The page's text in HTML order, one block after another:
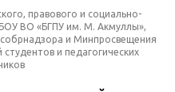
правового и социально-
ВО «БГПУ им. М. Акмуллы»,
и Минпросвещения
и педагогических